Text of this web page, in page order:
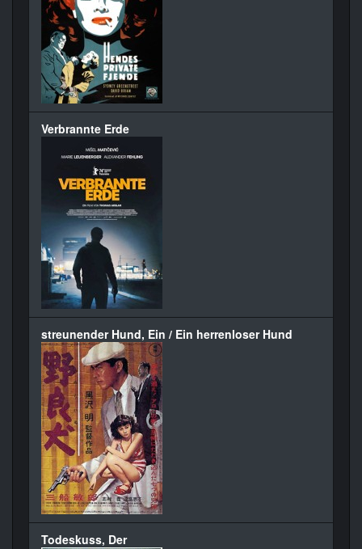
Verbrannte Erde
streunender Hund, Ein / Ein herrenloser Hund
Todeskuss, Der